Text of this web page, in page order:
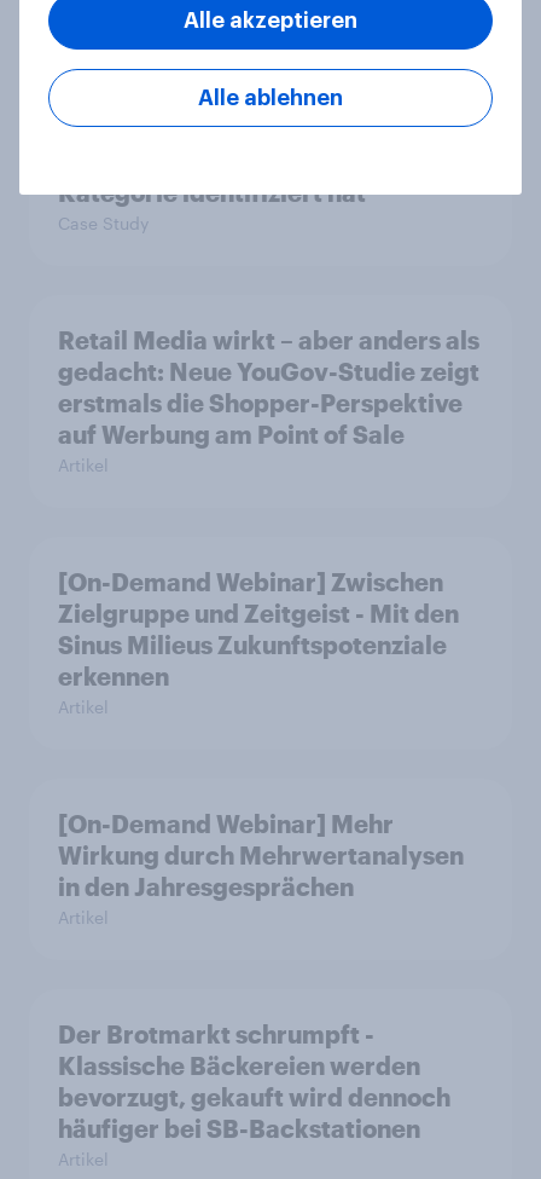
Wie FRoSTA mit YouGov Shopper
käuferorientierte
Kategorie identifiziert hat
Case Study
Retail Media wirkt – aber anders als
gedacht: Neue YouGov-Studie zeigt
erstmals die Shopper-Perspektive
auf Werbung am Point of Sale
Artikel
[On-Demand Webinar] Zwischen
Zielgruppe und Zeitgeist - Mit den
Sinus Milieus Zukunftspotenziale
erkennen
Artikel
[On-Demand Webinar] Mehr
Wirkung durch Mehrwertanalysen
in den Jahresgesprächen
Artikel
Der Brotmarkt schrumpft -
Klassische Bäckereien werden
bevorzugt, gekauft wird dennoch
häufiger bei SB-Backstationen
Artikel
Alle ablehnen
Alle akzeptieren